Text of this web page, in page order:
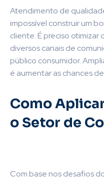
Atendimento de
impossível construir um
cliente. É preciso
diversos canais de
público consumidor.
é aumentar as chances
Como
o Setor de
Com base nos desafios